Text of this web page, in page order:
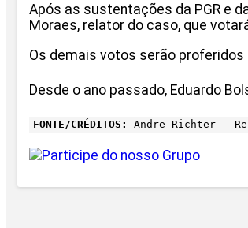
Após as sustentações da PGR e
Moraes, relator do caso, que
Os demais votos serão proferidos
Desde o ano passado, Eduardo
FONTE/CRÉDITOS: Andre Richter -